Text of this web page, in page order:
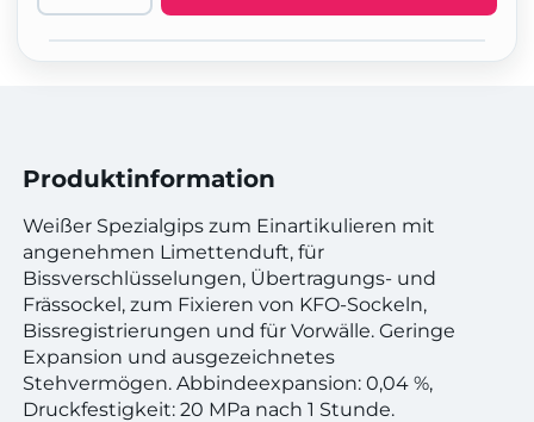
Produktinformation
Weißer Spezialgips zum Einartikulieren mit
angenehmen Limettenduft, für
Bissverschlüsselungen, Übertragungs- und
Frässockel, zum Fixieren von KFO-Sockeln,
Bissregistrierungen und für Vorwälle. Geringe
Expansion und ausgezeichnetes
Stehvermögen. Abbindeexpansion: 0,04 %,
Druckfestigkeit: 20 MPa nach 1 Stunde.